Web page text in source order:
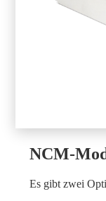
NCM-
Es gibt zwei